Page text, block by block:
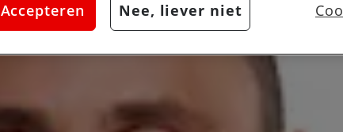
Accepteren Nee, liever niet